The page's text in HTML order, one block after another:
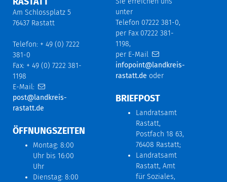
Am Schlossplatz 5
76437 Rastatt
Telefon: + 49 (0) 7222
381-0
Fax: + 49 (0) 7222 381-
1198
E-Mail:
post@landkreis-
rastatt.de
ÖFFNUNGSZEITEN
Montag: 8:00
Uhr bis 16:00
Uhr
Dienstag: 8:00
unter
Telefon 07222 381-0,
per Fax 07222 381-
1198,
per E-Mail
infopoint@landkreis-
rastatt.de oder
BRIEFPOST
Landratsamt
Rastatt,
Postfach 18 63,
76408 Rastatt;
Landratsamt
Rastatt, Amt
für Soziales,